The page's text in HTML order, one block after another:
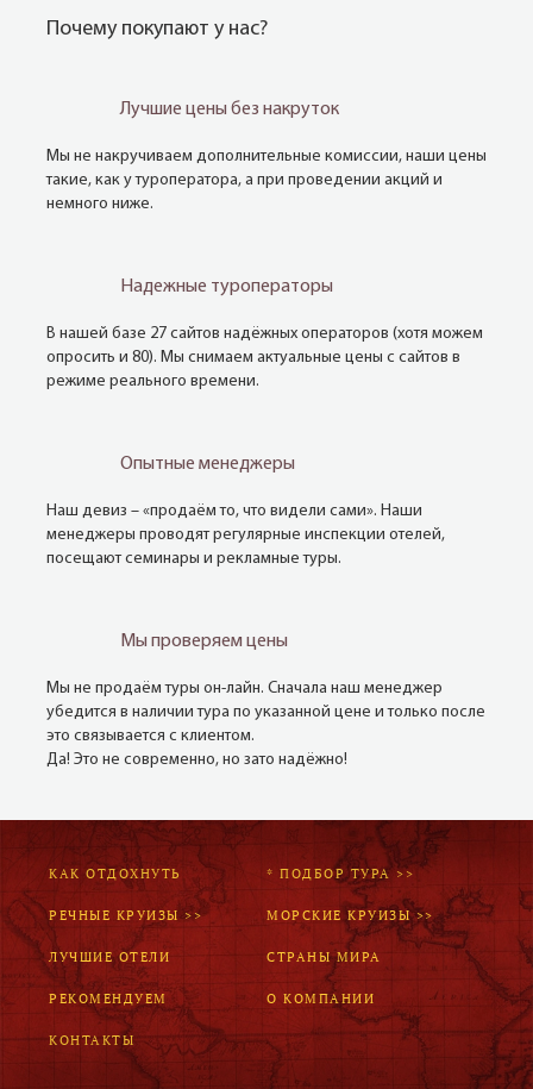
Почему покупают у нас?
Лучшие цены без накруток
Мы не накручиваем дополнительные комиссии, наши цены
такие, как у туроператора, а при проведении акций и
немного ниже.
Надежные туроператоры
В нашей базе 27 сайтов надёжных операторов (хотя можем
опросить и 80). Мы снимаем актуальные цены с сайтов в
режиме реального времени.
Опытные менеджеры
Наш девиз – «продаём то, что видели сами». Наши
менеджеры проводят регулярные инспекции отелей,
посещают семинары и рекламные туры.
Мы проверяем цены
Мы не продаём туры он-лайн. Сначала наш менеджер
убедится в наличии тура по указанной цене и только после
это связывается с клиентом.
Да! Это не современно, но зато надёжно!
КАК ОТДОХНУТЬ * ПОДБОР ТУРА >>
РЕЧНЫЕ КРУИЗЫ >> МОРСКИЕ КРУИЗЫ >>
ЛУЧШИЕ ОТЕЛИ СТРАНЫ МИРА
РЕКОМЕНДУЕМ О КОМПАНИИ
КОНТАКТЫ